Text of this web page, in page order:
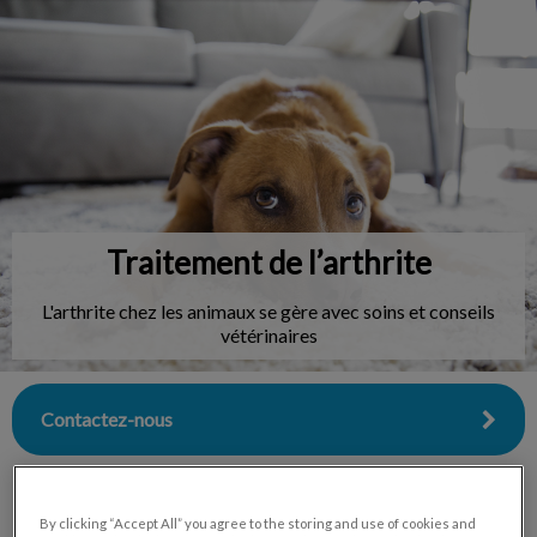
Traitement de l’arthrite
L'arthrite chez les animaux se gère avec soins et conseils
vétérinaires
Contactez-nous
By clicking “Accept All” you agree to the storing and use of cookies and